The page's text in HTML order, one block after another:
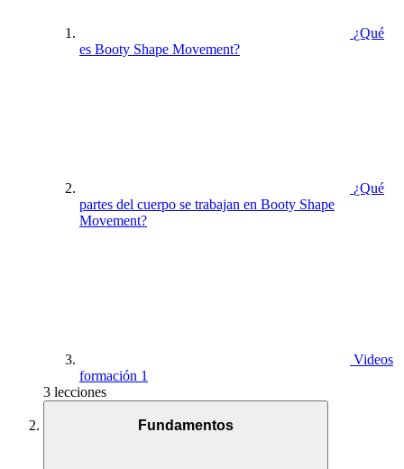
¿Qué
es Booty Shape Movement?
¿Qué
partes del cuerpo se trabajan en Booty Shape
Movement?
Videos
formación 1
3 lecciones
Fundamentos